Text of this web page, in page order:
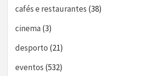
cafés e restaurantes (38)
cinema(3)
desporto (21)
eventos (532)